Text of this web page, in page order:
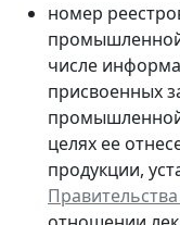
номер
числе
присвоенных
целях ее
продукции,